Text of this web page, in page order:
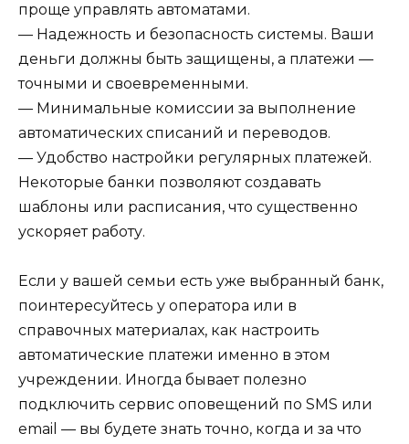
проще управлять автоматами.
— Надежность и безопасность системы. Ваши
деньги должны быть защищены, а платежи —
точными и своевременными.
— Минимальные комиссии за выполнение
автоматических списаний и переводов.
— Удобство настройки регулярных платежей.
Некоторые банки позволяют создавать
шаблоны или расписания, что существенно
ускоряет работу.
Если у вашей семьи есть уже выбранный банк,
поинтересуйтесь у оператора или в
справочных материалах, как настроить
автоматические платежи именно в этом
учреждении. Иногда бывает полезно
подключить сервис оповещений по SMS или
email — вы будете знать точно, когда и за что